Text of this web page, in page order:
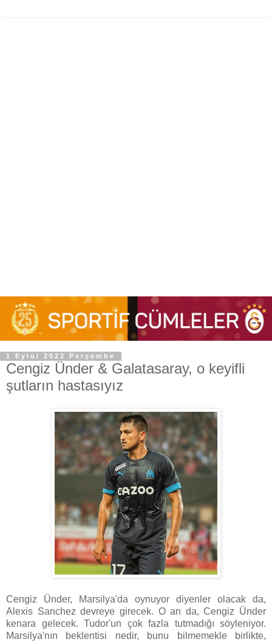
1 Eylül 2022 Perşembe
Cengiz Ünder & Galatasaray, o keyifli
şutların hastasıyız
Cengiz Ünder, Marsilya'da oynuyor diyenler olacak da,
Alexis Sanchez devreye girecek. O an da, Cengiz Ünder
kenara gelecek. Tudor'un çok fazla tutmadığı söyleniyor.
Marsilya'nın beklentisi nedir, bunu bilmemekle birlikte,